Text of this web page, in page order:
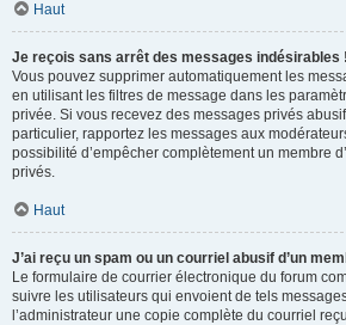
Haut
Je reçois sans arrêt des messages indésirables !
Vous pouvez supprimer automatiquement les
en utilisant les filtres de message dans les
privée. Si vous recevez des messages privés
particulier, rapportez les messages aux
possibilité d’empêcher complètement un membre
privés.
Haut
J’ai reçu un spam ou un courriel abusif d’un
Le formulaire de courrier électronique du forum
suivre les utilisateurs qui envoient de tels
l’administrateur une copie complète du courriel